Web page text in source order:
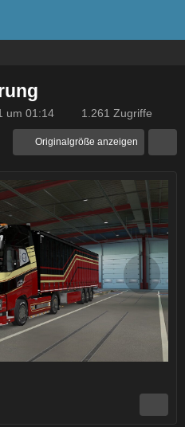
um 01:14 1.261 Zugriffe
Originalgröße anzeigen